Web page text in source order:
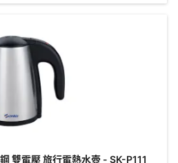
雙電壓 旅行電熱水壺 - SK-P111